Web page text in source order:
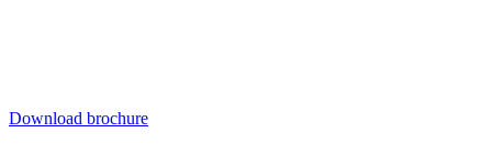
Download brochure